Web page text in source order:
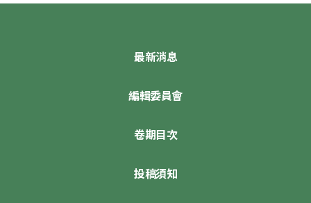
最新消息
編輯委員會
卷期目次
投稿須知